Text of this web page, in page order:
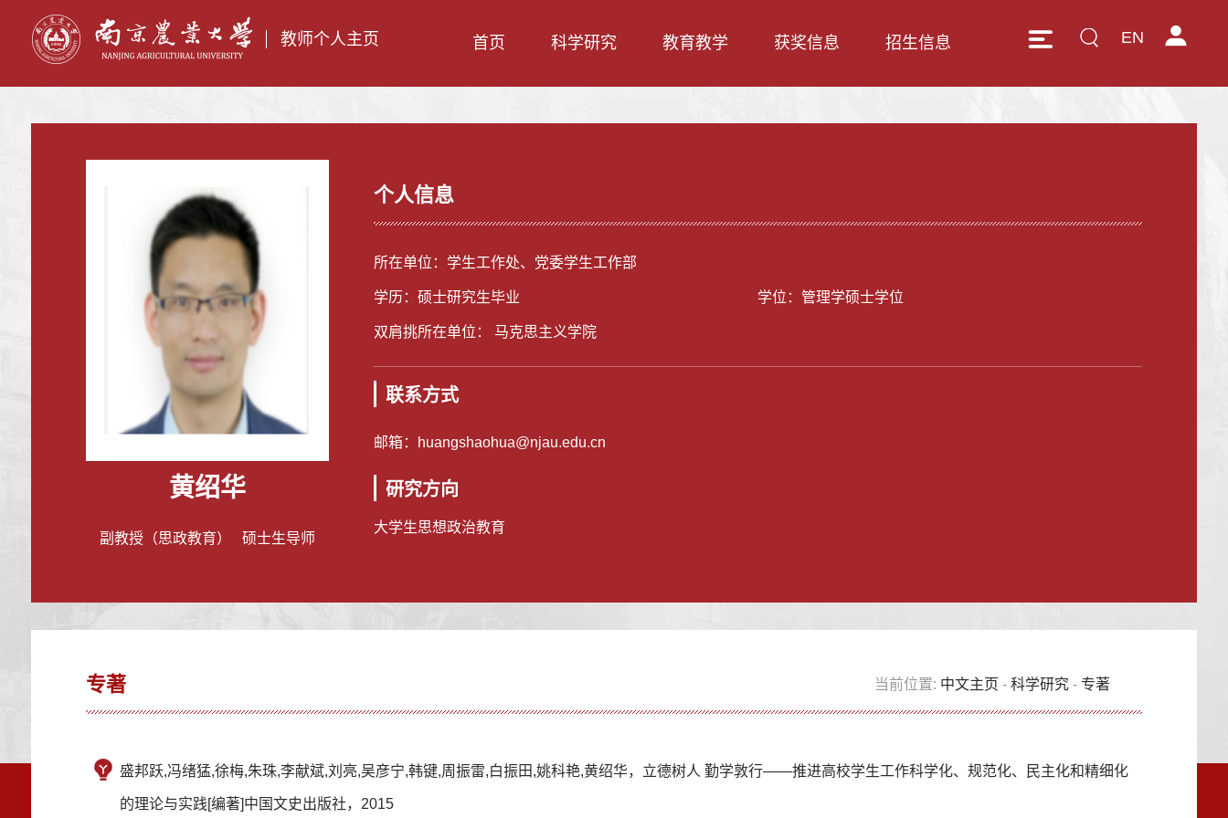
教师个人主页 EN
首页 科学研究 教育教学 获奖信息 招生信息
黄绍华
副教授（思政教育） 硕士生导师
个人信息
所在单位：学生工作处、党委学生工作部
学历：硕士研究生毕业 学位：管理学硕士学位
双肩挑所在单位： 马克思主义学院
联系方式
邮箱： huangshaohua@njau.edu.cn
研究方向
大学生思想政治教育
专著 当前位置: 中文主页 -科学研究 - 专著
盛邦跃,冯绪猛,徐梅,朱珠,李献斌,刘亮,吴彦宁,韩键,周振雷,白振田,姚科艳,黄绍华，立德树人 勤学敦行——推进高校学生工作科学化、规范化、民主化和精细化
的理论与实践[编著]中国文史出版社，2015